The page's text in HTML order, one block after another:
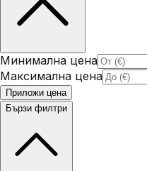
Минимална цена
Максимална цена
Приложи цена
Бързи филтри